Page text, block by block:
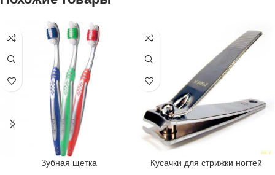
Зубная щетка Кусачки для стрижки ногтей